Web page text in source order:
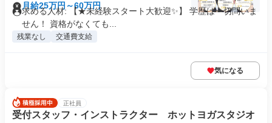
月給25万円～60万円
求める人材: 【★未経験スタート大歓迎✨】 学歴は一切問いま
せん！ 資格がなくても...
残業なし 交通費支給
気になる
正社員
受付スタッフ・インストラクター ホットヨガスタジオ